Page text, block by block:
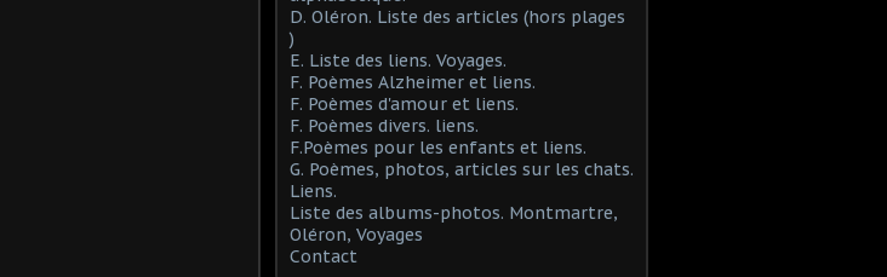
D. Oléron. Liste des articles (hors plages
)
E. Liste des liens. Voyages.
F. Poèmes Alzheimer et liens.
F. Poèmes d'amour et liens.
F. Poèmes divers. liens.
F.Poèmes pour les enfants et liens.
G. Poèmes, photos, articles sur les chats.
Liens.
Liste des albums-photos. Montmartre,
Oléron, Voyages
Contact